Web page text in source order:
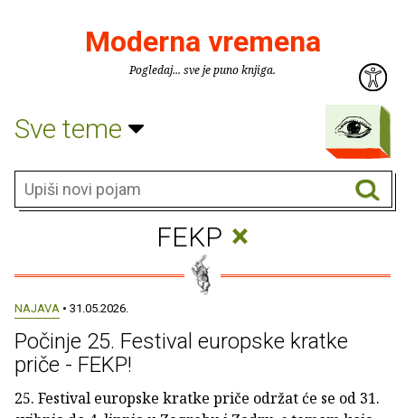
Moderna vremena
Pogledaj... sve je puno knjiga.
Sve teme
FEKP ×
NAJAVA • 31.05.2026.
Počinje 25. Festival europske kratke
priče - FEKP!
25. Festival europske kratke priče održat će se od 31.